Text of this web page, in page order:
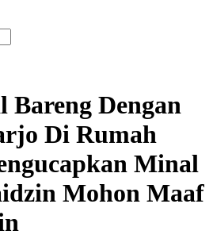
Bareng Dengan
Di Rumah
Minal
Mohon Maaf